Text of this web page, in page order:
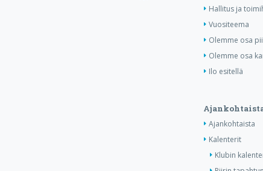
Hallitus ja
Vuositeema
Olemme osa
Olemme osa
Ilo esitellä
Ajankohtaista
Kalenterit
Klubin